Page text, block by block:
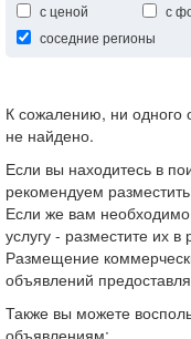
с ценой с
соседние регионы
К сожалению, ни
не найдено.
Если вы находитесь в
рекомендуем
Если же вам
услугу - разместите их в
Размещение
объявлений
Также вы можете
объявлениям: